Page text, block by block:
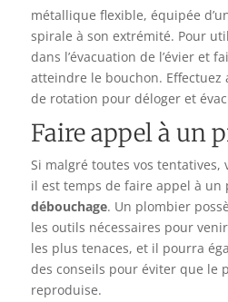
métallique flexible, équipée
spirale à son extrémité. Pour
dans l’évacuation de l’évier et
atteindre le bouchon. Effectuez
de rotation pour déloger et
Faire appel à un
Si malgré toutes vos tentatives,
il est temps de faire appel à un
débouchage. Un plombier
les outils nécessaires pour
les plus tenaces, et il pourra
des conseils pour éviter que le
reproduise.